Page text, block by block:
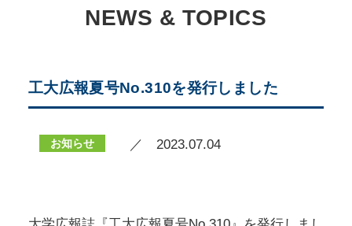
NEWS & TOPICS
工大広報夏号No.310を発行しました
お知らせ ／ 2023.07.04